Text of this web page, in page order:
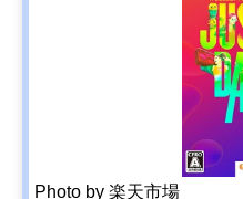
Photo by 楽天市場